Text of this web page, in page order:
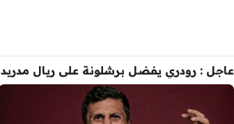
عاجل : رودري يفضل برشلونة على ريال مدريد